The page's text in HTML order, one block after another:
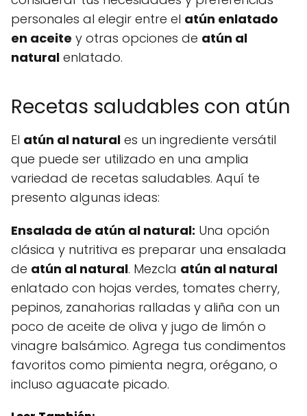
personales al elegir entre el atún enlatado
en aceite y otras opciones de atún al
natural enlatado.
Recetas saludables con atún
El atún al natural es un ingrediente versátil
que puede ser utilizado en una amplia
variedad de recetas saludables. Aquí te
presento algunas ideas:
Ensalada de atún al natural: Una opción
clásica y nutritiva es preparar una ensalada
de atún al natural. Mezcla atún al natural
enlatado con hojas verdes, tomates cherry,
pepinos, zanahorias ralladas y aliña con un
poco de aceite de oliva y jugo de limón o
vinagre balsámico. Agrega tus condimentos
favoritos como pimienta negra, orégano, o
incluso aguacate picado.